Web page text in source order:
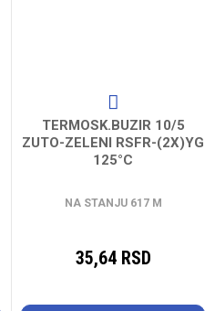
TERMOSK.BUZIR 10/5
ZUTO-ZELENI RSFR-(2X)YG
125°C
NA STANJU 617 M
35,64 RSD